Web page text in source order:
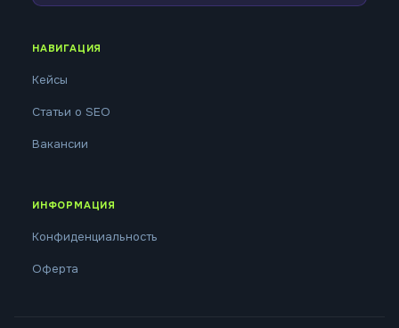
НАВИГАЦИЯ
Кейсы
Статьи о SEO
Вакансии
ИНФОРМАЦИЯ
Конфиденциальность
Оферта